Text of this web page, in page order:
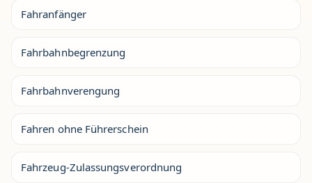
Fahranfänger
Fahrbahnbegrenzung
Fahrbahnverengung
Fahren ohne Führerschein
Fahrzeug-Zulassungsverordnung